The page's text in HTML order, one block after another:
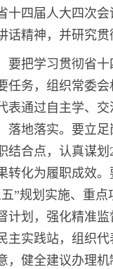
十四届人大四次
话精神，并研究贯
要把学习贯彻省
任务，组织常委
表通过自主学、
落地落实。要立
结合点，认真谋划
转化为履职成效。
”规划实施、重
计划，强化精准
主实践站，组织
，健全建议办理